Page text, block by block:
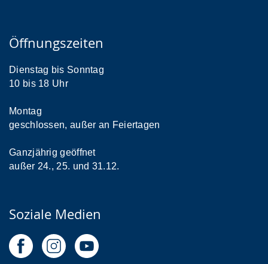
Öffnungszeiten
Dienstag bis Sonntag
10 bis 18 Uhr
Montag
geschlossen, außer an Feiertagen
Ganzjährig geöffnet
außer 24., 25. und 31.12.
Soziale Medien